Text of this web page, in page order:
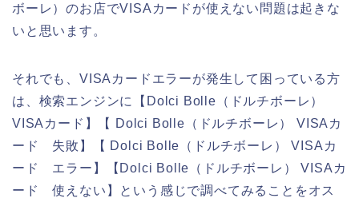
ボーレ）のお店でVISAカードが使えない問題は起きな
いと思います。
それでも、VISAカードエラーが発生して困っている方
は、検索エンジンに【Dolci Bolle（ドルチボーレ）
VISAカード】【 Dolci Bolle（ドルチボーレ） VISAカ
ード 失敗】【 Dolci Bolle（ドルチボーレ） VISAカ
ード エラー】【Dolci Bolle（ドルチボーレ） VISAカ
ード 使えない】という感じで調べてみることをオス